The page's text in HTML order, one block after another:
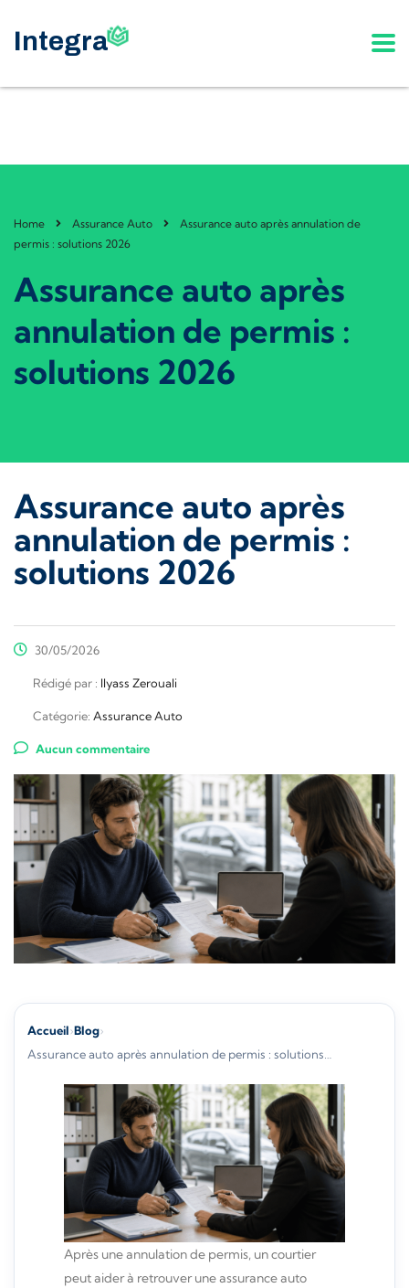
Home Assurance Auto
Assurance auto après annulation de
permis : solutions 2026
Assurance auto après
annulation de permis :
solutions 2026
Assurance auto après
annulation de permis :
solutions 2026
30/05/2026
Rédigé par : Ilyass Zerouali
Catégorie: Assurance Auto
Aucun commentaire
Accueil›Blog›
Assurance auto après annulation de permis : solutions…
Après une annulation de permis, un courtier
peut aider à retrouver une assurance auto